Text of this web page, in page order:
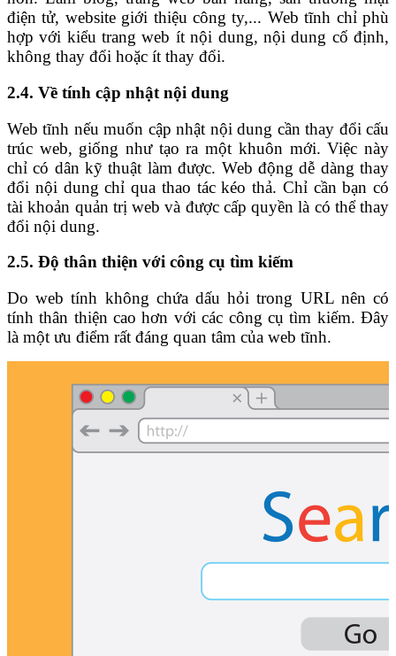
điện tử, website giới thiệu công ty,... Web tĩnh chỉ phù
hợp với kiểu trang web ít nội dung, nội dung cố định,
không thay đổi hoặc ít thay đổi.
2.4. Về tính cập nhật nội dung
Web tĩnh nếu muốn cập nhật nội dung cần thay đổi cấu
trúc web, giống như tạo ra một khuôn mới. Việc này
chỉ có dân kỹ thuật làm được. Web động dễ dàng thay
đổi nội dungchỉ qua thao tác kéo thả. Chỉ cần bạn có
tài khoản quản trị web và được cấp quyền là có thể thay
đổi nội dung.
2.5. Độ thân thiện với công cụ tìm kiếm
Do web tính không chứa dấu hỏi trong URL nên có
tính thân thiện cao hơn với các công cụ tìm kiếm. Đây
là một ưu điểm rất đáng quan tâm của web tĩnh.